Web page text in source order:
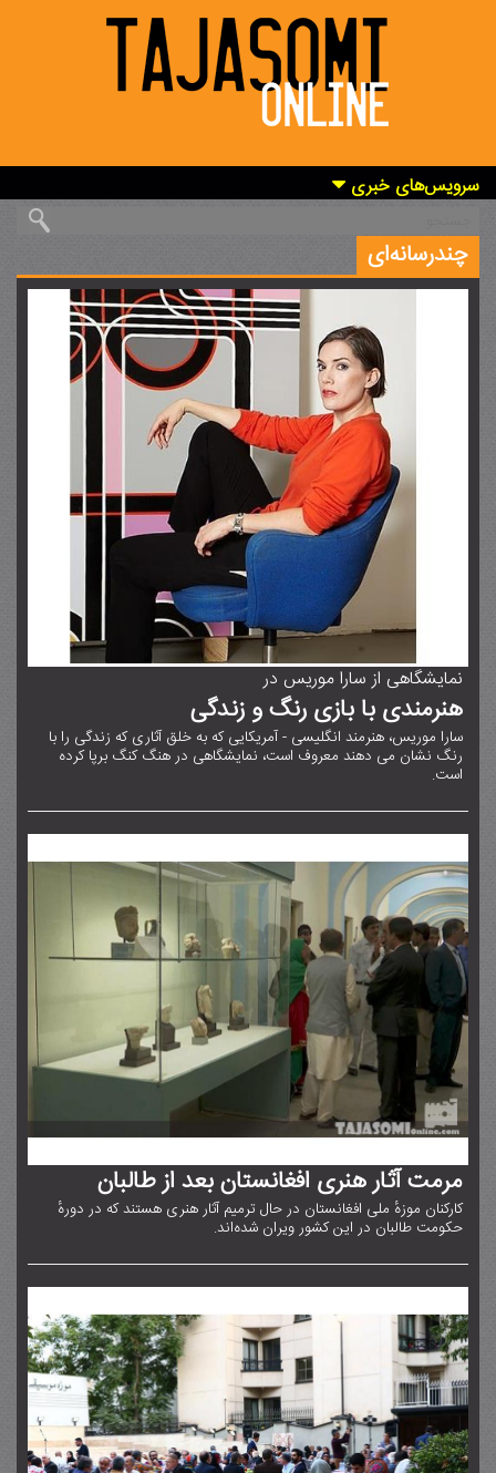
سرویس‌های خبری
چندرسانه‌ای
نمایشگاهی از سارا موریس در
هنرمندی با بازی رنگ و زندگی
سارا موریس، هنرمند انگلیسی - آمریکایی که به خلق آثاری که زندگی را با
رنگ نشان می دهند معروف است، نمایشگاهی در هنگ کنگ برپا کرده
است.
مرمت آثار هنری افغانستان بعد از طالبان
کارکنان موزهٔ ملی افغانستان در حال ترمیم آثار هنری‌ هستند که در دورهٔ
حکومت طالبان در این کشور ویران شده‌اند.